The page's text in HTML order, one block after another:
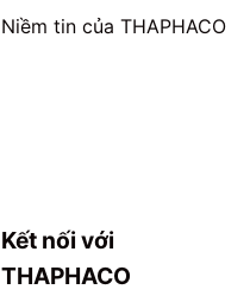
Niềm tin của THAPHACO
Kết nối với
THAPHACO